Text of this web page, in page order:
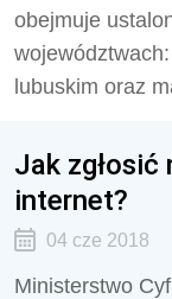
obejmuje
lubuskim oraz
Jak zgłosić
internet?
04 cze 2018
Ministerstwo